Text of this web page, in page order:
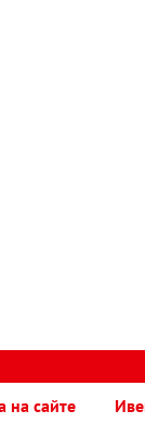
на сайте